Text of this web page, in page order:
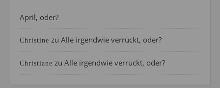
April, oder?
Christine zu Alle irgendwie verrückt, oder?
Christiane zu Alle irgendwie verrückt, oder?